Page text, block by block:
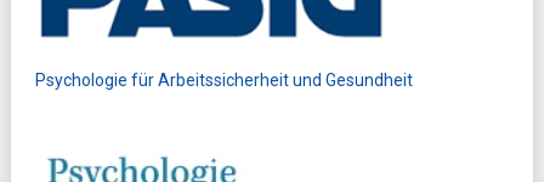
Psychologie für Arbeitssicherheit und Gesundheit